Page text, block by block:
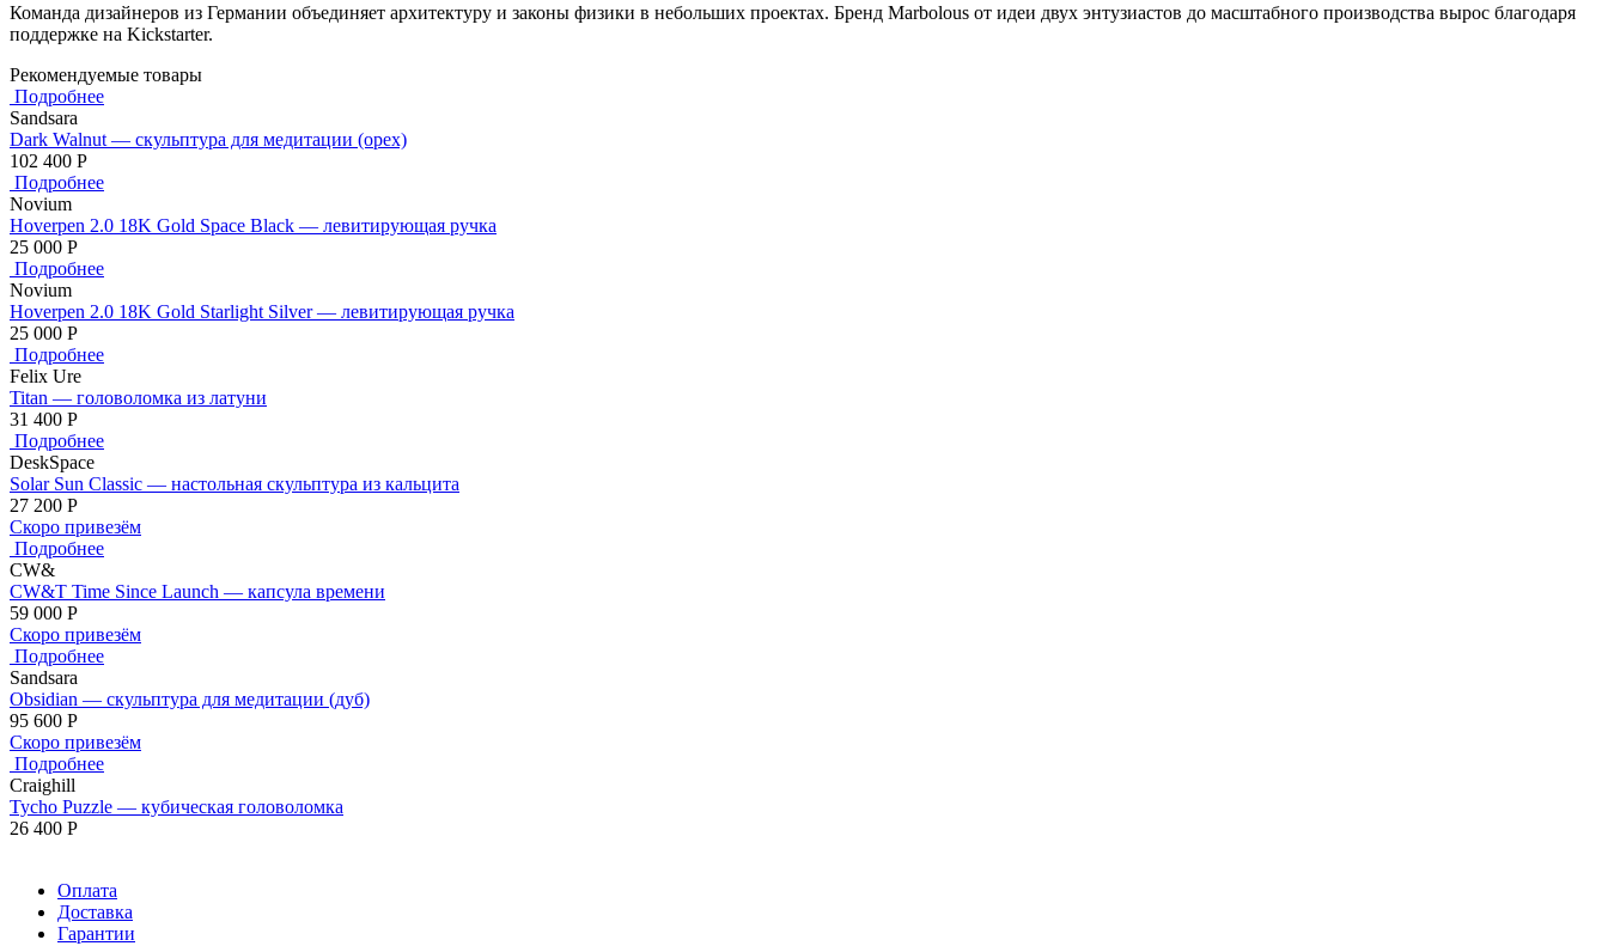
Команда дизайнеров из Германии объединяет архитектуру и законы физики в небольших проектах. Бренд Marbolous от идеи двух энтузиастов до масштабного производства вырос благодаря
поддержке на Kickstarter.
Рекомендуемые товары
Подробнее
Sandsara
Dark Walnut — скульптура для медитации (орех)
102 400 Р
Подробнее
Novium
Hoverpen 2.0 18K Gold Space Black — левитирующая ручка
25 000 Р
Подробнее
Novium
Hoverpen 2.0 18K Gold Starlight Silver — левитирующая ручка
25 000 Р
Подробнее
Felix Ure
Titan — головоломка из латуни
31 400 Р
Подробнее
DeskSpace
Solar Sun Classic — настольная скульптура из кальцита
27 200 Р
Скоро привезём
Подробнее
CW&
CW&T Time Since Launch — капсула времени
59 000 Р
Скоро привезём
Подробнее
Sandsara
Obsidian — скульптура для медитации (дуб)
95 600 Р
Скоро привезём
Подробнее
Craighill
Tycho Puzzle — кубическая головоломка
26 400 Р
Оплата
Доставка
Гарантии